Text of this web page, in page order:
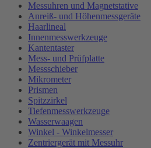
Messuhren und Magnetstative
Anreiß- und Höhenmessgeräte
Haarlineal
Innenmesswerkzeuge
Kantentaster
Mess- und Prüfplatte
Messschieber
Mikrometer
Prismen
Spitzzirkel
Tiefenmesswerkzeuge
Wasserwaagen
Winkel - Winkelmesser
Zentriergerät mit Messuhr